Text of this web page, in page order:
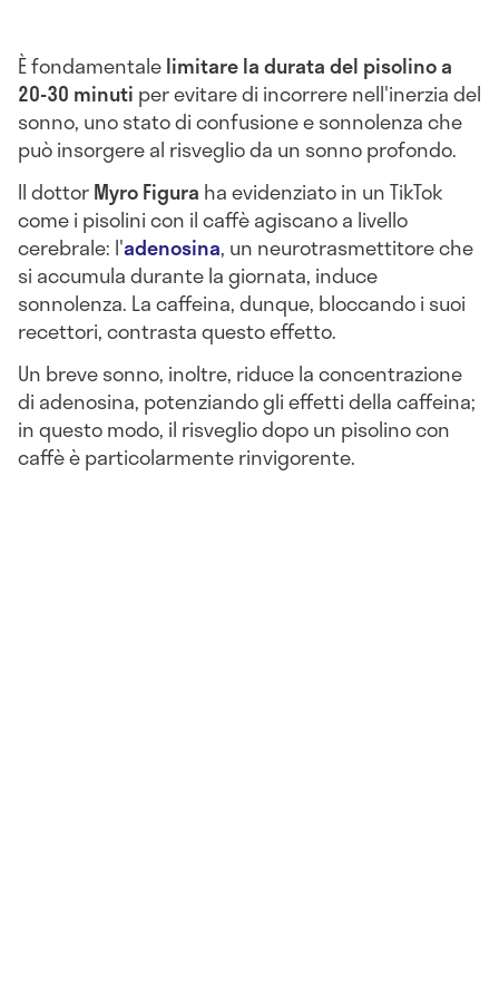
È fondamentalelimitare la durata del pisolino a
20-30 minuti per evitare di incorrere nell'inerzia del
sonno, uno stato di confusione e sonnolenza che
può insorgere al risveglio da un sonno profondo.
Il dottorMyro Figura ha evidenziato in un TikTok
come i pisolini con il caffè agiscano a livello
cerebrale: l'adenosina, un neurotrasmettitore che
si accumula durante la giornata, induce
sonnolenza. La caffeina, dunque, bloccando i suoi
recettori, contrasta questo effetto.
Un breve sonno, inoltre, riduce la concentrazione
di adenosina, potenziando gli effetti della caffeina;
in questo modo, il risveglio dopo un pisolino con
caffè è particolarmente rinvigorente.